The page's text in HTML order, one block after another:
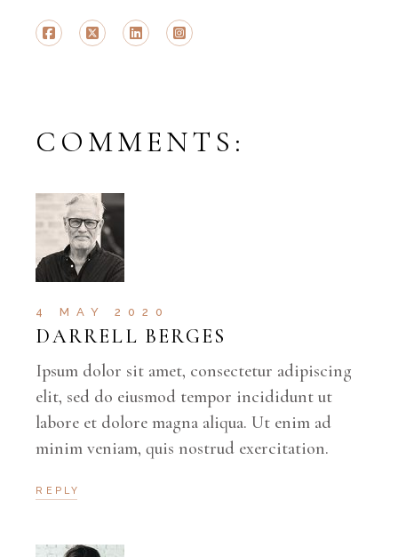
COMMENTS:
4 MAY 2020
DARRELL BERGES
Ipsum dolor sit amet, consectetur adipiscing
elit, sed do eiusmod tempor incididunt ut
labore et dolore magna aliqua. Ut enim ad
minim veniam, quis nostrud exercitation.
REPLY